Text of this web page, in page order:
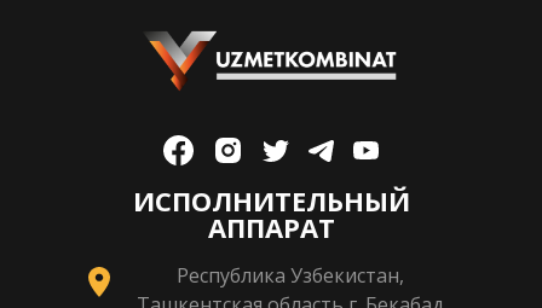
ИСПОЛНИТЕЛЬНЫЙ
АППАРАТ
Республика Узбекистан,